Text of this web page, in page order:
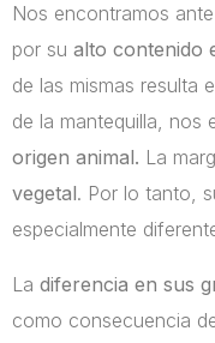
Nos encontramos
por su alto contenido
de las mismas resulta
de la mantequilla, nos
origen animal. La
vegetal. Por lo tanto,
especialmente
La diferencia en sus
como consecuencia